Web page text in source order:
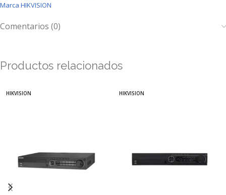
Marca HIKVISION
Comentarios (0)
Productos relacionados
HIKVISION HIKVISION